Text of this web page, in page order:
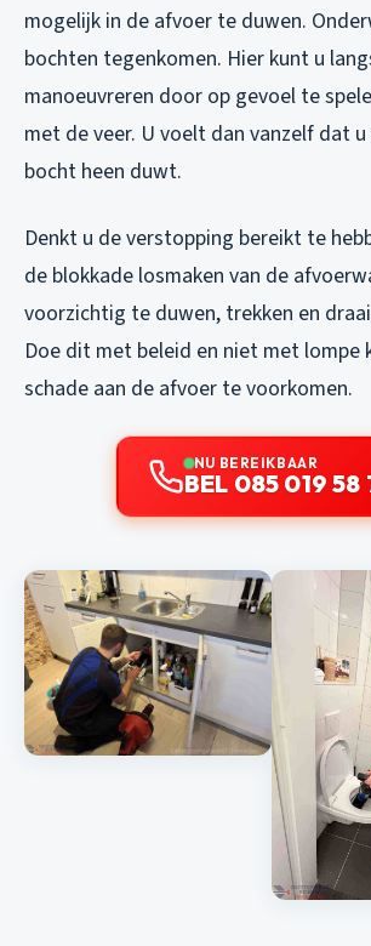
mogelijk in de afvoer te duwen.
bochten tegenkomen. Hier kunt u
manoeuvreren door op gevoel te
met de veer. U voelt dan vanzelf dat
bocht heen duwt.
Denkt u de verstopping bereikt te
de blokkade losmaken van de
voorzichtig te duwen, trekken en
Doe dit met beleid en niet met lompe
schade aan de afvoer te voorkomen.
NU BEREIKBAAR
BEL 085 019 58